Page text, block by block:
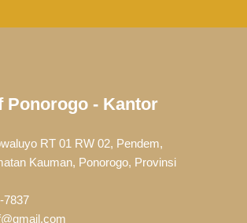
Ponorogo - Kantor
RT 01 RW 02, Pendem,
Kauman, Ponorogo, Provinsi
7837